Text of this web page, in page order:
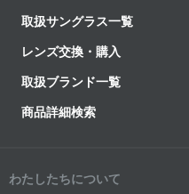
取扱サングラス一覧
レンズ交換・購入
取扱ブランド一覧
商品詳細検索
わたしたちについて